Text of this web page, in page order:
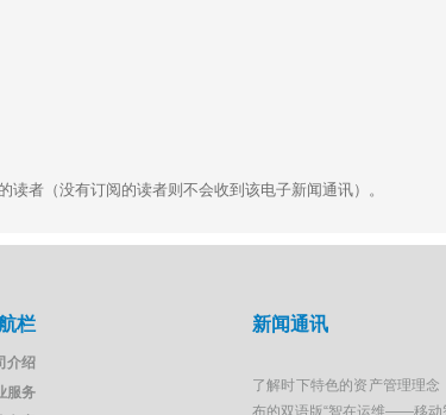
读者（没有订阅的读者则不会收到该电子新闻通讯）。
栏
介绍
服务
新闻通讯
了解时下特色的资产管理理念
布的双语版“智在运维——移动